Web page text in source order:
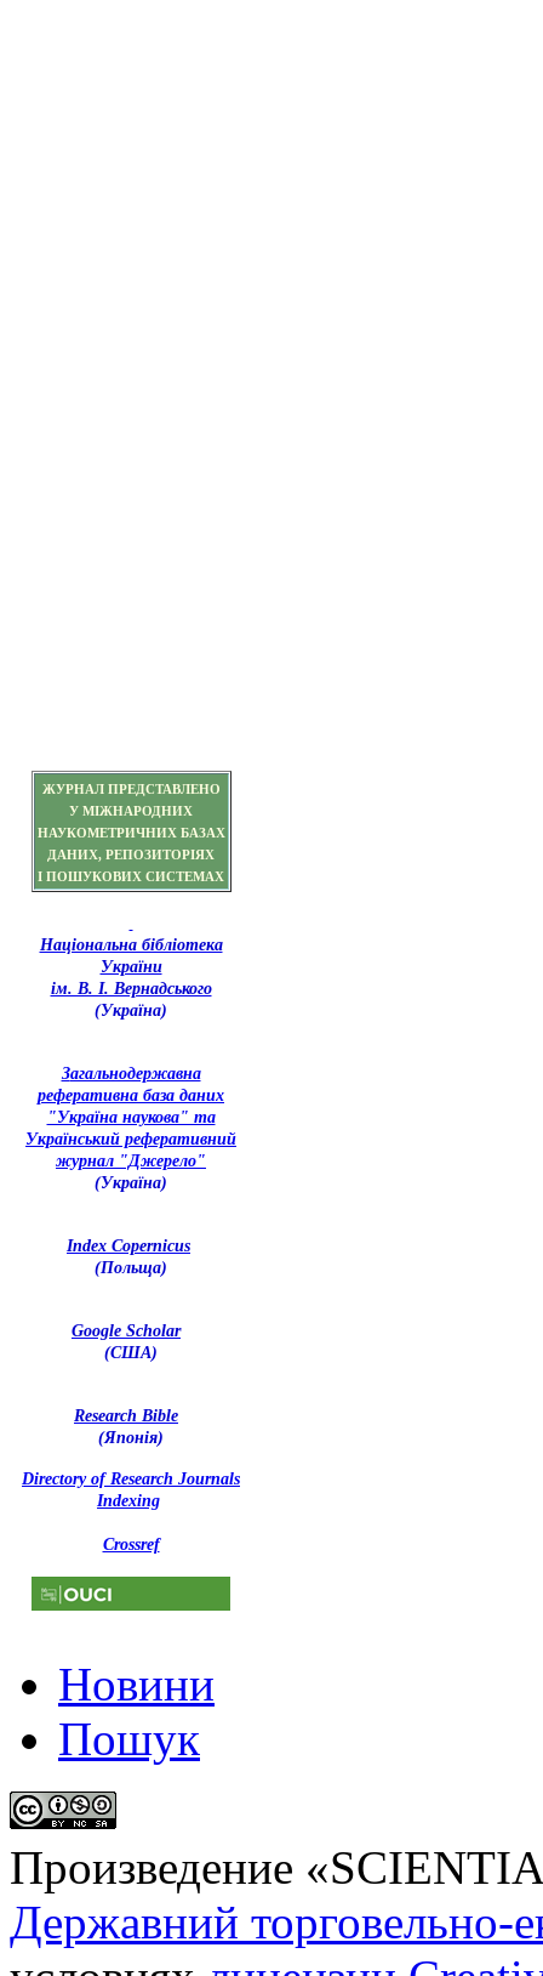
ЖУРНАЛ ПРЕДСТАВЛЕНО
У МІЖНАРОДНИХ
НАУКОМЕТРИЧНИХ БАЗАХ
ДАНИХ, РЕПОЗИТОРІЯХ
І ПОШУКОВИХ СИСТЕМАХ
Національна бібліотека
України
ім. В. І. Вернадського
(Україна)
Загальнодержавна
реферативна база даних
"Україна наукова" та
Український реферативний
журнал "Джерело"
(Україна)
Index Copernicus
(Польща)
Google Scholar
(США)
Research Bible
(Японія)
Directory of Research Journals
Indexing
Crossref
Новини
Пошук
Произведение «
Державний торговельно-